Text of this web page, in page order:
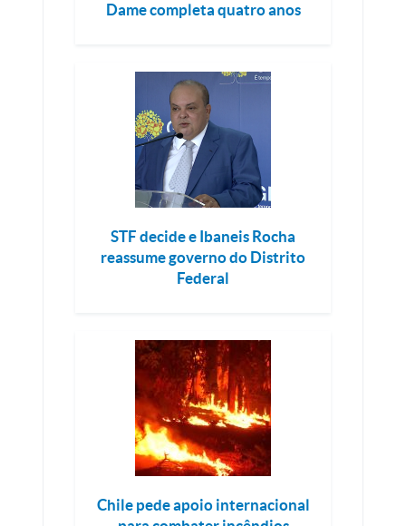
Dame completa quatro anos
STF decide e Ibaneis Rocha
reassume governo do Distrito
Federal
Chile pede apoio internacional